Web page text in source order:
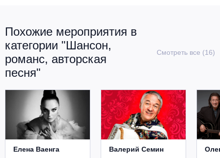
Похожие мероприятия в
категории "Шансон,
романс, авторская
песня"
Смотреть все (16)
Елена Ваенга Валерий Семин